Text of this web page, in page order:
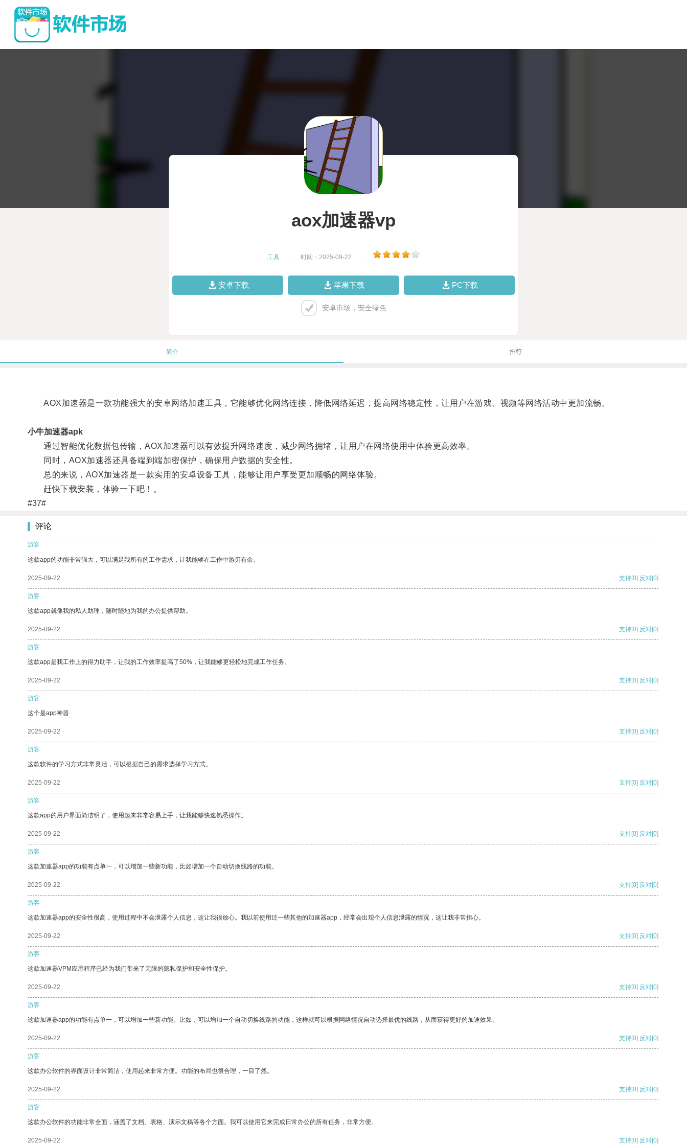
aox加速器vp
工具 时间：2025-09-22
安卓下载 苹果下载 PC下载
安卓市场，安全绿色
简介 排行
AOX加速器是一款功能强大的安卓网络加速工具，它能够优化网络连接，降低网络延迟，提高网络稳定性，让用户在游戏、视频等网络活动中更加流畅。
小牛加速器apk
通过智能优化数据包传输，AOX加速器可以有效提升网络速度，减少网络拥堵，让用户在网络使用中体验更高效率。
同时，AOX加速器还具备端到端加密保护，确保用户数据的安全性。
总的来说，AOX加速器是一款实用的安卓设备工具，能够让用户享受更加顺畅的网络体验。
赶快下载安装，体验一下吧！。
#37#
评论
游客
这款app的功能非常强大，可以满足我所有的工作需求，让我能够在工作中游刃有余。
2025-09-22 支持[0] 反对[0]
游客
这款app就像我的私人助理，随时随地为我的办公提供帮助。
2025-09-22 支持[0] 反对[0]
游客
这款app是我工作上的得力助手，让我的工作效率提高了50%，让我能够更轻松地完成工作任务。
2025-09-22 支持[0] 反对[0]
游客
这个是app神器
2025-09-22 支持[0] 反对[0]
游客
这款软件的学习方式非常灵活，可以根据自己的需求选择学习方式。
2025-09-22 支持[0] 反对[0]
游客
这款app的用户界面简洁明了，使用起来非常容易上手，让我能够快速熟悉操作。
2025-09-22 支持[0] 反对[0]
游客
这款加速器app的功能有点单一，可以增加一些新功能，比如增加一个自动切换线路的功能。
2025-09-22 支持[0] 反对[0]
游客
这款加速器app的安全性很高，使用过程中不会泄露个人信息，这让我很放心。我以前使用过一些其他的加速器app，经常会出现个人信息泄露的情况，这让我非常担心。
2025-09-22 支持[0] 反对[0]
游客
这款加速器VPM应用程序已经为我们带来了无限的隐私保护和安全性保护。
2025-09-22 支持[0] 反对[0]
游客
这款加速器app的功能有点单一，可以增加一些新功能。比如，可以增加一个自动切换线路的功能，这样就可以根据网络情况自动选择最优的线路，从而获得更好的加速效果。
2025-09-22 支持[0] 反对[0]
游客
这款办公软件的界面设计非常简洁，使用起来非常方便。功能的布局也很合理，一目了然。
2025-09-22 支持[0] 反对[0]
游客
这款办公软件的功能非常全面，涵盖了文档、表格、演示文稿等各个方面。我可以使用它来完成日常办公的所有任务，非常方便。
2025-09-22 支持[0] 反对[0]